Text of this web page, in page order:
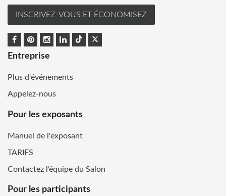
INSCRIVEZ-VOUS ET ÉCONOMISEZ
Entreprise
Plus d'événements
Appelez-nous
Pour les exposants
Manuel de l'exposant
TARIFS
Contactez l’équipe du Salon
Pour les participants